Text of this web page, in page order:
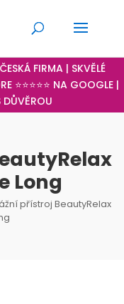
FIRMA | SKVĚLÉ
⭐⭐⭐⭐⭐ NA GOOGLE |
DŮVĚROU
Long
přístroj BeautyRelax